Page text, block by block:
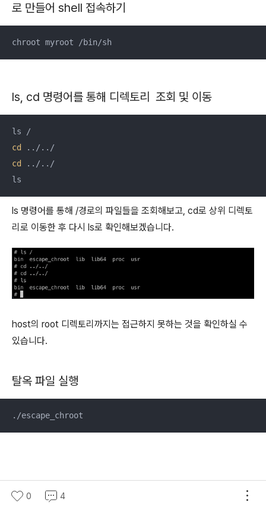
로 만들어 shell 접속하기
chroot myroot /bin/sh
ls, cd 명령어를 통해 디렉토리 조회 및 이동
cd
cd
../../
ls
ls 명령어를 통해 /경로의 파일들을 조회해보고, cd로 상위 디렉토
리로 이동한 후 다시 ls로 확인해보겠습니다.
host의 root 디렉토리까지는 접근하지 못하는 것을 확인하실 수
있습니다.
탈옥 파일 실행
./escape_chroot
ls 명령어를 통해 root 디렉토리 조회
0 4